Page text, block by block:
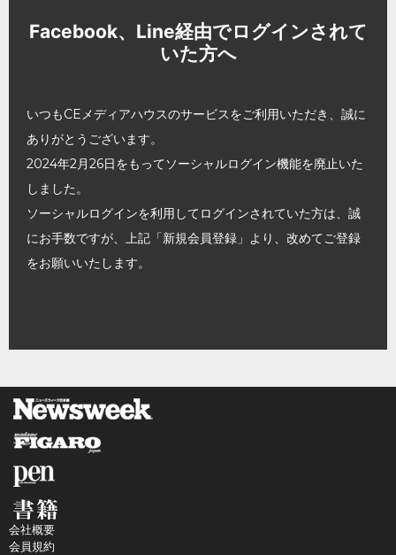
Facebook、Line経由でログインされて
いた方へ
いつもCEメディアハウスのサービスをご利用いただき、誠に
ありがとうございます。
2024年2月26日をもってソーシャルログイン機能を廃止いた
しました。
ソーシャルログインを利用してログインされていた方は、誠
にお手数ですが、上記「新規会員登録」より、改めてご登録
をお願いいたします。
会社概要
会員規約